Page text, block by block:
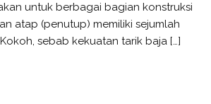
Ringan,
Perpaduan
Tepat
untuk berbagai bagian konstruksi
atap (penutup) memiliki sejumlah
sebab kekuatan tarik baja […]